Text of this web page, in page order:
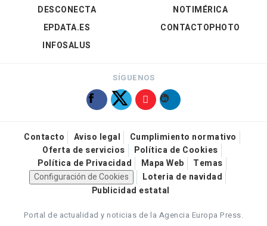
DESCONECTA
EPDATA.ES
INFOSALUS
NOTIMÉRICA
CONTACTOPHOTO
SÍGUENOS
Contacto Aviso legal
Cumplimiento normativo
Oferta de servicios
Política de Cookies
Política de Privacidad
Mapa Web
Temas
Configuración de Cookies
Loteria de navidad
Publicidad estatal
Portal de actualidad y noticias de la Agencia Europa Press.